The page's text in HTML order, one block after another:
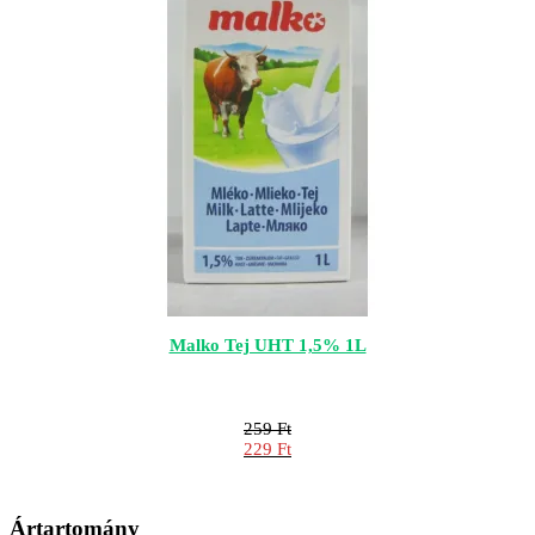
Malko Tej UHT 1,5% 1L
259Ft
Original
229 Ft
Ártartomány